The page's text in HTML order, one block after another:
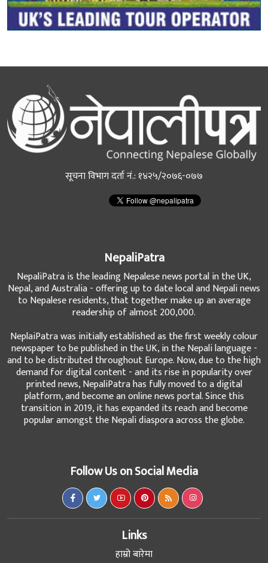
सूचना विभाग दर्ता नं.: १४२५/२०७६-०७७
NepaliPatra
NepaliPatra is the leading Nepalese news portal in the UK,
Nepal, and Australia - offering up to date local and Nepali news
to Nepalese residents, that together make up an average
readership of almost 200,000.
NeplaiPatra was initially established as the first weekly colour
newspaper to be published in the UK, in the Nepali language -
and to be distributed throughout Europe. Now, due to the high
demand for digital content - and its rise in popularity over
printed news, NepaliPatra has fully moved to a digital
platform, and become an online news portal. Since this
transition in 2019, it has expanded its reach and become
popular amongst the Nepali diaspora across the globe.
Follow Us on Social Media
Links
हाम्रो बारेमा